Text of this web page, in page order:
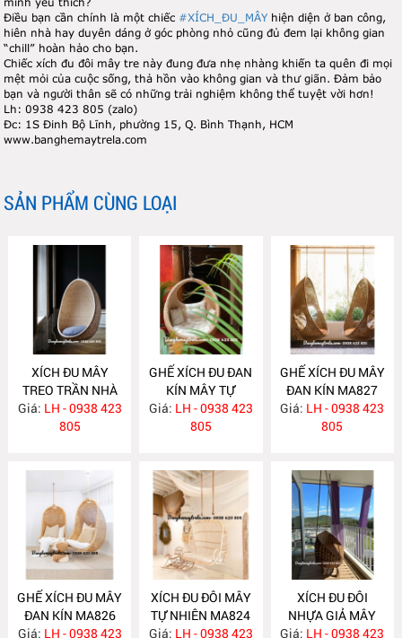
Điều bạn cần chính là một chiếc #XÍCH_ĐU_MÂY hiện diện ở ban công,
hiên nhà hay duyên dáng ở góc phòng nhỏ cũng đủ đem lại không gian
“chill” hoàn hảo cho bạn.
Chiếc xích đu đôi mây tre này đung đưa nhẹ nhàng khiến ta quên đi mọi
mệt mỏi của cuộc sống, thả hồn vào không gian và thư giãn. Đảm bảo
bạn và người thân sẽ có những trải nghiệm không thể tuyệt vời hơn!
Lh: 0938 423 805 (zalo)
Đc: 1S Đinh Bộ Lĩnh, phường 15, Q. Bình Thạnh, HCM
www.banghemaytrela.com
SẢN PHẨM CÙNG LOẠI
XÍCH ĐU MÂY
TREO TRẦN NHÀ
MA829
Giá: LH - 0938 423
805
GHẾ XÍCH ĐU ĐAN
KÍN MÂY TỰ
NHIÊN TREO
TRẦN NHÀ MA828
Giá: LH - 0938 423
805
GHẾ XÍCH ĐU MÂY
ĐAN KÍN MA827
Giá: LH - 0938 423
805
GHẾ XÍCH ĐU MÂY
ĐAN KÍN MA826
Giá: LH - 0938 423
XÍCH ĐU ĐÔI MÂY
TỰ NHIÊN MA824
Giá: LH - 0938 423
XÍCH ĐU ĐÔI
NHỰA GIẢ MÂY
NH356
Giá: LH - 0938 423